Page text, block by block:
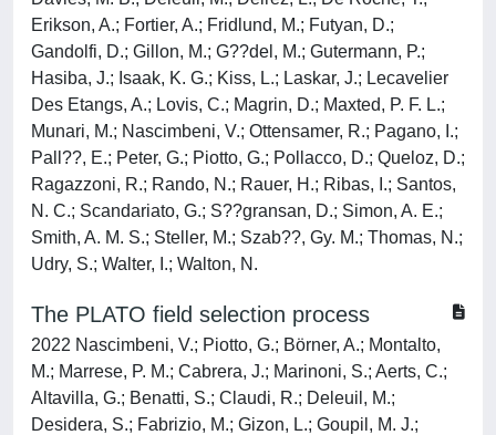
Erikson, A.; Fortier, A.; Fridlund, M.; Futyan, D.;
Gandolfi, D.; Gillon, M.; G??del, M.; Gutermann, P.;
Hasiba, J.; Isaak, K. G.; Kiss, L.; Laskar, J.; Lecavelier
Des Etangs, A.; Lovis, C.; Magrin, D.; Maxted, P. F. L.;
Munari, M.; Nascimbeni, V.; Ottensamer, R.; Pagano, I.;
Pall??, E.; Peter, G.; Piotto, G.; Pollacco, D.; Queloz, D.;
Ragazzoni, R.; Rando, N.; Rauer, H.; Ribas, I.; Santos,
N. C.; Scandariato, G.; S??gransan, D.; Simon, A. E.;
Smith, A. M. S.; Steller, M.; Szab??, Gy. M.; Thomas, N.;
Udry, S.; Walter, I.; Walton, N.
The PLATO field selection process
2022 Nascimbeni, V.; Piotto, G.; Börner, A.; Montalto,
M.; Marrese, P. M.; Cabrera, J.; Marinoni, S.; Aerts, C.;
Altavilla, G.; Benatti, S.; Claudi, R.; Deleuil, M.;
Desidera, S.; Fabrizio, M.; Gizon, L.; Goupil, M. J.;